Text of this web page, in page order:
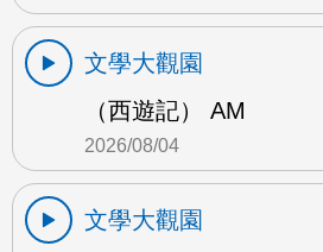
文學大觀園
（西遊記） AM
2026/08/04
文學大觀園